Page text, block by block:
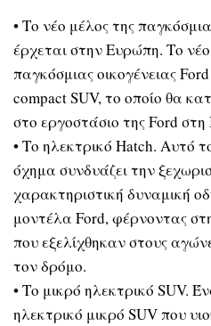
• Το νέο μέλος της
έρχεται στην Ευρώπη. Το
παγκόσμιας οικογένειας
compact SUV, το οποίο θα
στο εργοστάσιο της Ford
• Το ηλεκτρικό Hatch. Αυτό
όχημα συνδυάζει την
χαρακτηριστική δυναμική
μοντέλα Ford, φέρνοντας
που εξελίχθηκαν στους
τον δρόμο.
• Το μικρό ηλεκτρικό SUV.
ηλεκτρικό μικρό SUV που